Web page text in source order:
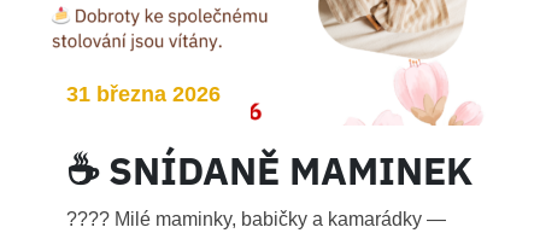
31 března 2026
☕️ SNÍDANĚ MAMINEK
???? Milé maminky, babičky a kamarádky —